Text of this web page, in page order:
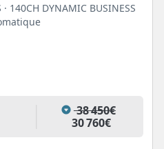
140CH DYNAMIC BUSINESS
38 450€
30 760€